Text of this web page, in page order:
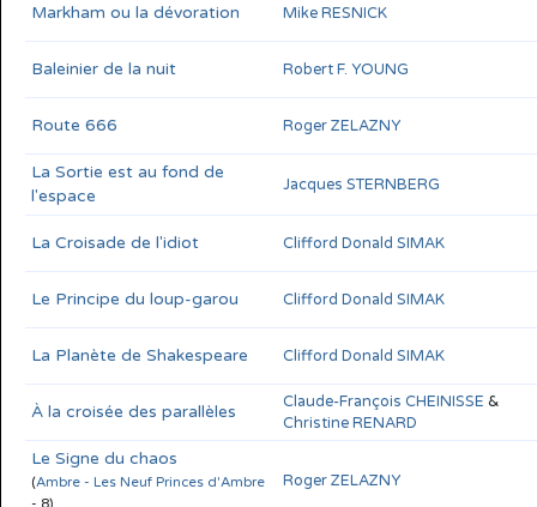
Markham ou la dévoration Mike RESNICK
Baleinier de la nuit Robert F. YOUNG
Route 666 Roger ZELAZNY
La Sortie est au fond de
l'espace
Jacques STERNBERG
La Croisade de l'idiot Clifford Donald SIMAK
Le Principe du loup-garou Clifford Donald SIMAK
La Planète de Shakespeare Clifford Donald SIMAK
À la croisée des parallèles Claude-François CHEINISSE &
Christine RENARD
Le Signe du chaos
(Ambre - Les Neuf Princes d'Ambre
Roger ZELAZNY